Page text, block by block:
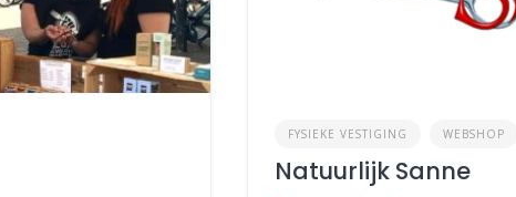
FYSIEKE VESTIGING WEBSHOP
Natuurlijk Sanne